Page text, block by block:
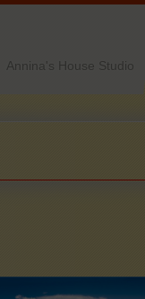
Annina's House Studio